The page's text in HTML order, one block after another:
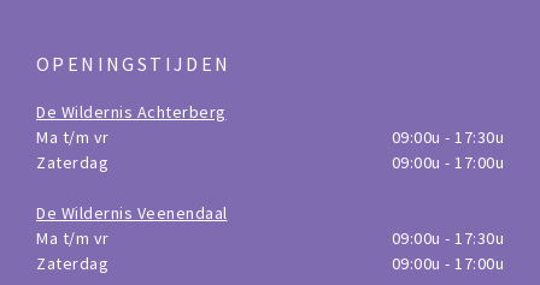
OPENINGSTIJDEN
De Wildernis Achterberg
Ma t/m vr
09:00u - 17:30u
Zaterdag
09:00u - 17:00u
De Wildernis Veenendaal
Ma t/m vr
09:00u - 17:30u
Zaterdag
09:00u - 17:00u